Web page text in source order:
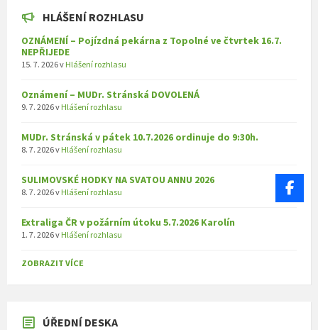
HLÁŠENÍ ROZHLASU
OZNÁMENÍ – Pojízdná pekárna z Topolné ve čtvrtek 16.7.
NEPŘIJEDE
15. 7. 2026v Hlášení rozhlasu
Oznámení – MUDr. Stránská DOVOLENÁ
9. 7. 2026v Hlášení rozhlasu
MUDr. Stránská v pátek 10.7.2026 ordinuje do 9:30h.
8. 7. 2026v Hlášení rozhlasu
SULIMOVSKÉ HODKY NA SVATOU ANNU 2026
8. 7. 2026v Hlášení rozhlasu
Extraliga ČR v požárním útoku 5.7.2026 Karolín
1. 7. 2026v Hlášení rozhlasu
ZOBRAZIT VÍCE
ÚŘEDNÍ DESKA